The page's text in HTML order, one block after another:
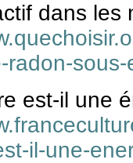
dans les
radon-
est-il une
il-une-